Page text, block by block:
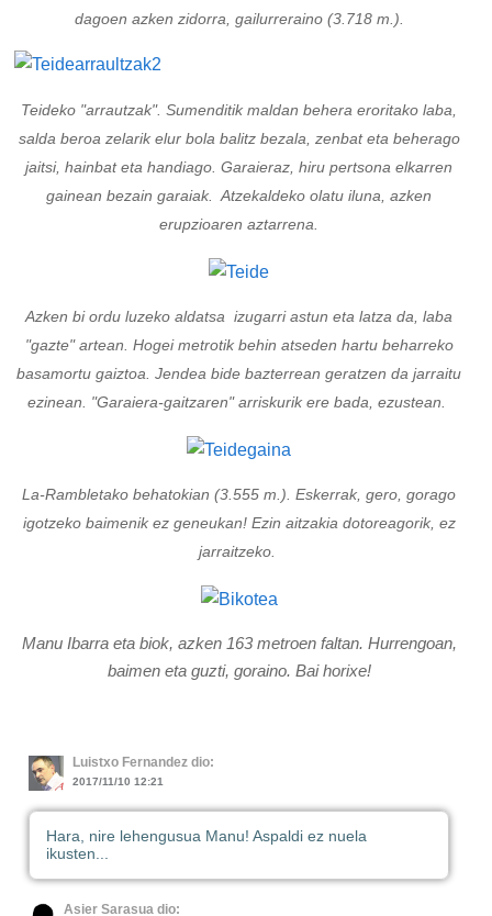
dagoen azken zidorra, gailurreraino (3.718 m.).
Teideko "arrautzak". Sumenditik maldan behera eroritako laba,
salda beroa zelarik elur bola balitz bezala, zenbat eta beherago
jaitsi, hainbat eta handiago. Garaieraz, hiru pertsona elkarren
gainean bezain garaiak. Atzekaldeko olatu iluna, azken
erupzioaren aztarrena.
Azken bi ordu luzeko aldatsa izugarri astun eta latza da, laba
"gazte" artean. Hogei metrotik behin atseden hartu beharreko
basamortu gaiztoa. Jendea bide bazterrean geratzen da jarraitu
ezinean. "Garaiera-gaitzaren" arriskurik ere bada, ezustean.
La-Rambletako behatokian (3.555 m.). Eskerrak, gero, gorago
igotzeko baimenik ez geneukan! Ezin aitzakia dotoreagorik, ez
jarraitzeko.
Manu Ibarra eta biok, azken 163 metroen faltan. Hurrengoan,
baimen eta guzti, goraino. Bai horixe!
Luistxo Fernandez dio:
2017/11/10 12:21
Hara, nire lehengusua Manu! Aspaldi ez nuela
ikusten...
Asier Sarasua dio: